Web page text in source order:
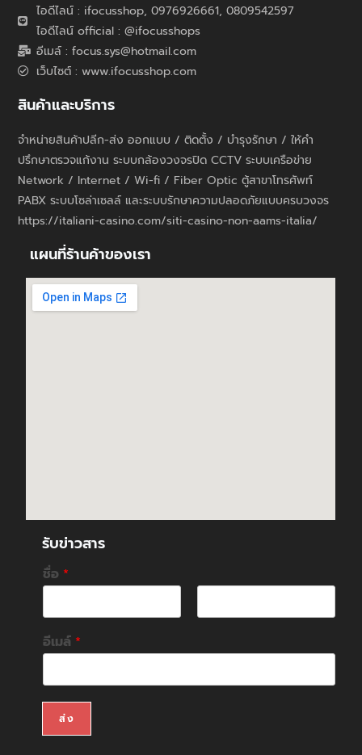
ไอดีไลน์ : ifocusshop, 0976926661, 0809542597
ไอดีไลน์ official : @ifocusshops
อีเมล์ : focus.sys@hotmail.com
เว็บไซต์ : www.ifocusshop.com
สินค้าและบริการ
จำหน่ายสินค้าปลีก-ส่ง ออกแบบ / ติดตั้ง / บำรุงรักษา / ให้คำ
ปรึกษาตรวจแก้งาน ระบบกล้องวงจรปิด CCTV ระบบเครือข่าย
Network / Internet / Wi-fi / Fiber Optic ตู้สาขาโทรศัพท์
PABX ระบบโซล่าเซลล์ และระบบรักษาความปลอดภัยแบบครบวงจร
https://italiani-casino.com/siti-casino-non-aams-italia/
แผนที่ร้านค้าของเรา
รับข่าวสาร
ชื่อ *
F
i
r
L
อีเมล์ *
ส่ง